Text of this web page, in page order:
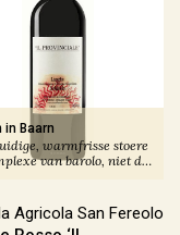
in Baarn
warmfrisse stoere
van barolo, niet de
Agricola San Fereolo